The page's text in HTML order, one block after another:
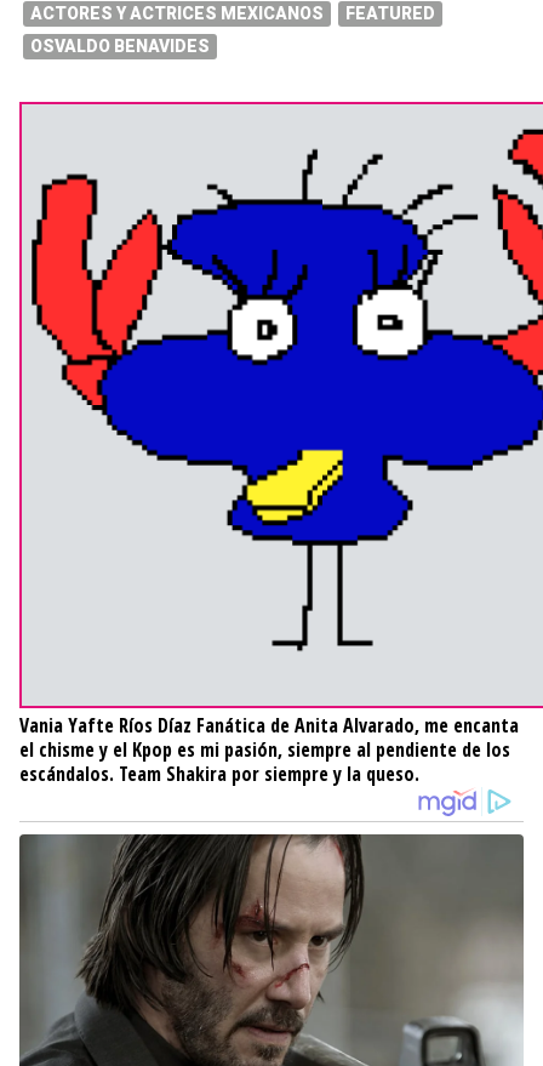
ACTORES Y ACTRICES MEXICANOS
FEATURED
OSVALDO BENAVIDES
Vania Yafte Ríos Díaz Fanática de Anita Alvarado, me encanta
el chisme y el Kpop es mi pasión, siempre al pendiente de los
escándalos. Team Shakira por siempre y la queso.